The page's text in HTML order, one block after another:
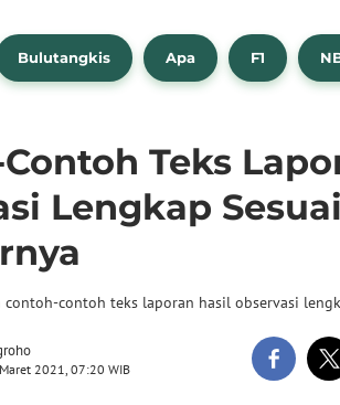
Bulutangkis Apa F1
Teks
Lengkap Sesuai
contoh teks laporan hasil observasi
2021, 07:20 WIB